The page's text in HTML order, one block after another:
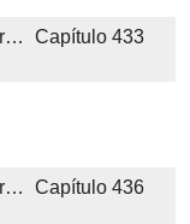
Bilionário, Vamos Nos Divorciar Capítulo 433
Bilionário, Vamos Nos Divorciar Capítulo 436